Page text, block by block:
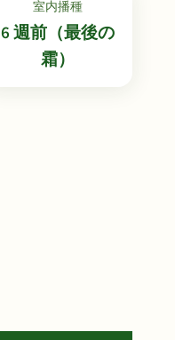
室内播種
6 週前（最後の
霜）